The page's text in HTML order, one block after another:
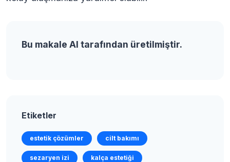
Bu makale AI tarafından üretilmiştir.
Etiketler
estetik çözümler cilt bakımı
sezaryen izi kalça estetiği